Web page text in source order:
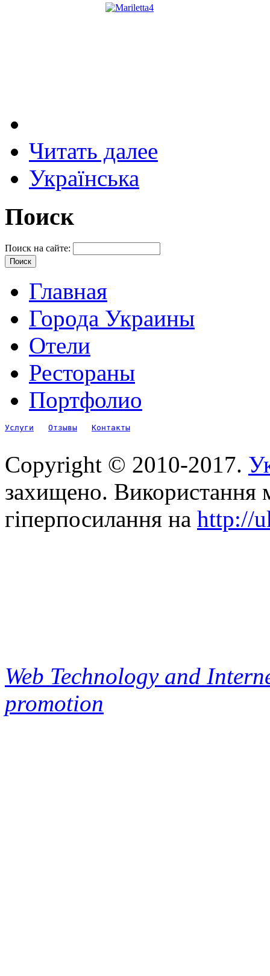
Читать далее
Українська
Поиск
Поиск на сайте:
Главная
Города Украины
Отели
Рестораны
Портфолио
Услуги Отзывы Контакты
Copyright © 2010-2017.
захищено. Використання
гіперпосилання на http://
Web Technology and
promotion